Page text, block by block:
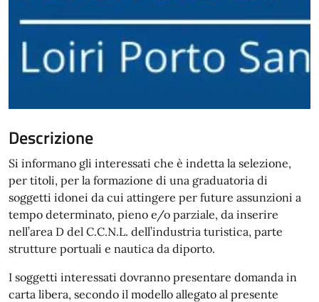
Descrizione
Si informano gli interessati che è indetta la selezione,
per titoli, per la formazione di una graduatoria di
soggetti idonei da cui attingere per future assunzioni a
tempo determinato, pieno e/o parziale, da inserire
nell’area D del C.C.N.L. dell’industria turistica, parte
strutture portuali e nautica da diporto.
I soggetti interessati dovranno presentare domanda in
carta libera, secondo il modello allegato al presente